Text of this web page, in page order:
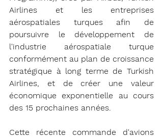
Airlines et les entreprises
aérospatiales turques afin de
poursuivre le développement de
l'industrie aérospatiale turque
conformément au plan de croissance
stratégique à long terme de Turkish
Airlines, et de créer une valeur
économique exponentielle au cours
des 15 prochaines années.
Cette récente commande d'avions